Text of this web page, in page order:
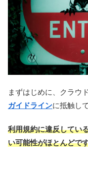
まずはじめに、クラウ
ガイドラインに抵触し
利用規約に違反してい
い可能性がほとんどで